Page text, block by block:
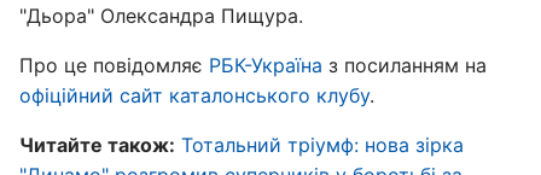
"Дьора" Олександра Пищура.
Про це повідомляє РБК-Україна з посиланням на
офіційний сайт каталонського клубу.
Читайте також: Тотальний тріумф: нова зірка